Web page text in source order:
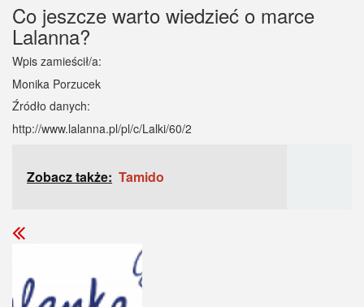
Co jeszcze warto wiedzieć o marce
Lalanna?
Wpis zamieścił/a:
Monika Porzucek
Źródło danych:
http://www.lalanna.pl/pl/c/Lalki/60/2
Zobacz także: Tamido